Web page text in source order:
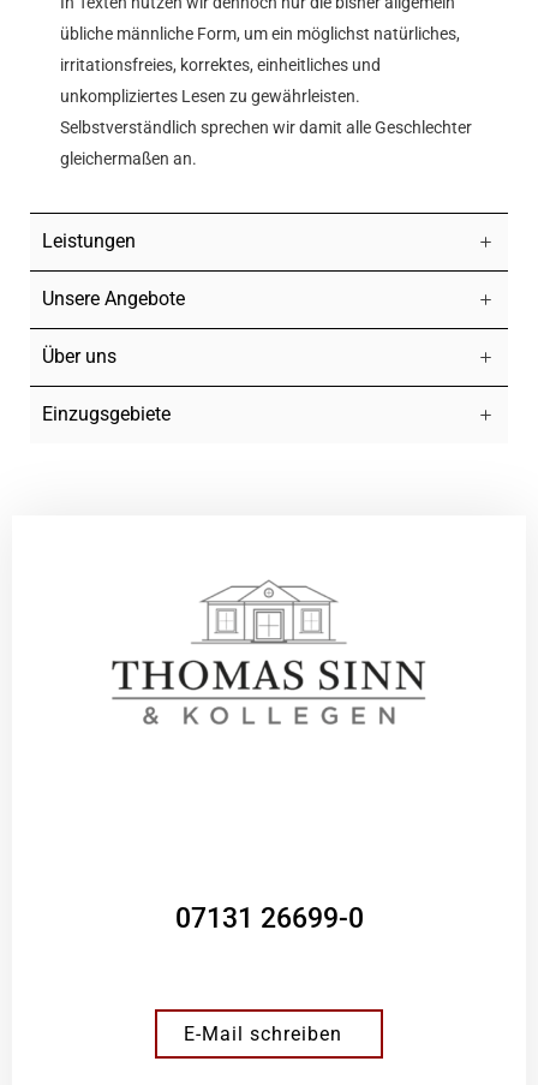
übliche männliche Form, um ein möglichst natürliches,
irritationsfreies, korrektes, einheitliches und
unkompliziertes Lesen zu gewährleisten.
Selbstverständlich sprechen wir damit alle Geschlechter
gleichermaßen an.
Leistungen
Unsere Angebote
Über uns
Einzugsgebiete
07131 26699-0
E-Mail schreiben